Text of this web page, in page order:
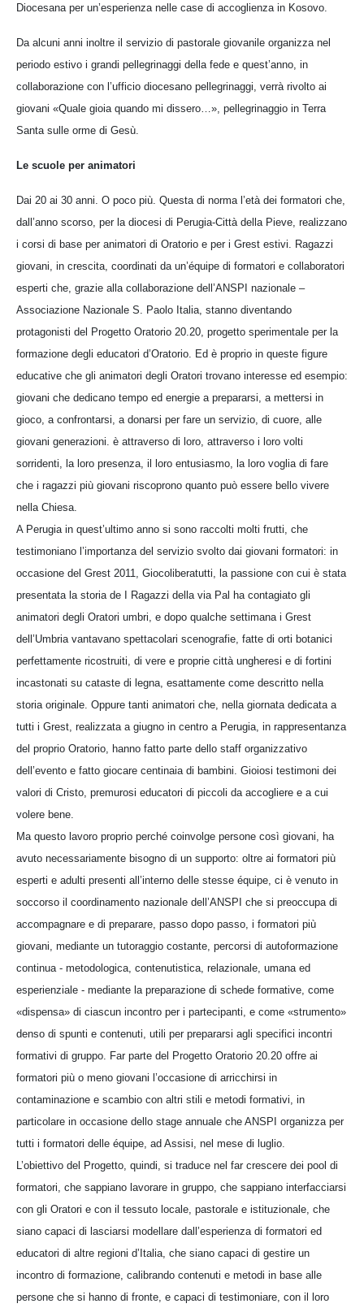
Diocesana per un’esperienza nelle case di accoglienza in Kosovo.
Da alcuni anni inoltre il servizio di pastorale giovanile organizza nel
periodo estivo i grandi pellegrinaggi della fede e quest’anno, in
collaborazione con l’ufficio diocesano pellegrinaggi, verrà rivolto ai
giovani «Quale gioia quando mi dissero…», pellegrinaggio in Terra
Santa sulle orme di Gesù.
Le scuole per animatori
Dai 20 ai 30 anni. O poco più. Questa di norma l’età dei formatori che,
dall’anno scorso, per la diocesi di Perugia-Città della Pieve, realizzano
i corsi di base per animatori di Oratorio e per i Grest estivi. Ragazzi
giovani, in crescita, coordinati da un’équipe di formatori e collaboratori
esperti che, grazie alla collaborazione dell’ANSPI nazionale –
Associazione Nazionale S. Paolo Italia, stanno diventando
protagonisti del Progetto Oratorio 20.20, progetto sperimentale per la
formazione degli educatori d’Oratorio. Ed è proprio in queste figure
educative che gli animatori degli Oratori trovano interesse ed esempio:
giovani che dedicano tempo ed energie a prepararsi, a mettersi in
gioco, a confrontarsi, a donarsi per fare un servizio, di cuore, alle
giovani generazioni. è attraverso di loro, attraverso i loro volti
sorridenti, la loro presenza, il loro entusiasmo, la loro voglia di fare
che i ragazzi più giovani riscoprono quanto può essere bello vivere
nella Chiesa.
A Perugia in quest’ultimo anno si sono raccolti molti frutti, che
testimoniano l’importanza del servizio svolto dai giovani formatori: in
occasione del Grest 2011, Giocoliberatutti, la passione con cui è stata
presentata la storia de I Ragazzi della via Pal ha contagiato gli
animatori degli Oratori umbri, e dopo qualche settimana i Grest
dell’Umbria vantavano spettacolari scenografie, fatte di orti botanici
perfettamente ricostruiti, di vere e proprie città ungheresi e di fortini
incastonati su cataste di legna, esattamente come descritto nella
storia originale. Oppure tanti animatori che, nella giornata dedicata a
tutti i Grest, realizzata a giugno in centro a Perugia, in rappresentanza
del proprio Oratorio, hanno fatto parte dello staff organizzativo
dell’evento e fatto giocare centinaia di bambini. Gioiosi testimoni dei
valori di Cristo, premurosi educatori di piccoli da accogliere e a cui
volere bene.
Ma questo lavoro proprio perché coinvolge persone così giovani, ha
avuto necessariamente bisogno di un supporto: oltre ai formatori più
esperti e adulti presenti all’interno delle stesse équipe, ci è venuto in
soccorso il coordinamento nazionale dell’ANSPI che si preoccupa di
accompagnare e di preparare, passo dopo passo, i formatori più
giovani, mediante un tutoraggio costante, percorsi di autoformazione
continua - metodologica, contenutistica, relazionale, umana ed
esperienziale - mediante la preparazione di schede formative, come
«dispensa» di ciascun incontro per i partecipanti, e come «strumento»
denso di spunti e contenuti, utili per prepararsi agli specifici incontri
formativi di gruppo. Far parte del Progetto Oratorio 20.20 offre ai
formatori più o meno giovani l’occasione di arricchirsi in
contaminazione e scambio con altri stili e metodi formativi, in
particolare in occasione dello stage annuale che ANSPI organizza per
tutti i formatori delle équipe, ad Assisi, nel mese di luglio.
L’obiettivo del Progetto, quindi, si traduce nel far crescere dei pool di
formatori, che sappiano lavorare in gruppo, che sappiano interfacciarsi
con gli Oratori e con il tessuto locale, pastorale e istituzionale, che
siano capaci di lasciarsi modellare dall’esperienza di formatori ed
educatori di altre regioni d’Italia, che siano capaci di gestire un
incontro di formazione, calibrando contenuti e metodi in base alle
persone che si hanno di fronte, e capaci di testimoniare, con il loro